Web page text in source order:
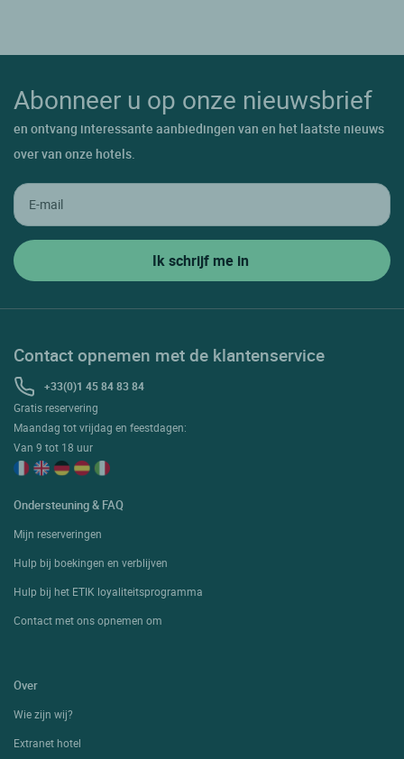
Abonneer u op onze nieuwsbrief
en ontvang interessante aanbiedingen van en het laatste nieuws
over van onze hotels.
Contact opnemen met de klantenservice
+33(0)1 45 84 83 84
Gratis reservering
Maandag tot vrijdag en feestdagen:
Van 9 tot 18 uur
Ondersteuning & FAQ
Mijn reserveringen
Hulp bij boekingen en verblijven
Hulp bij het ETIK loyaliteitsprogramma
Contact met ons opnemen om
Over
Wie zijn wij?
Extranet hotel